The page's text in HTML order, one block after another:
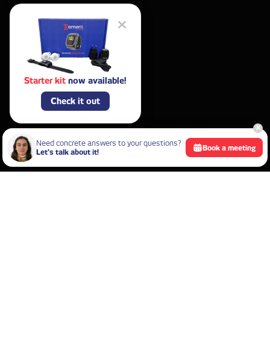
Starter kit now available!
Check it out
Need concrete answers to your questions?
Let's talk about it!
Book a meeting